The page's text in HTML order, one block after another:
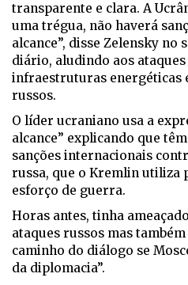
transparente e clara. A
uma trégua, não haverá
alcance”, disse Zelensky no
diário, aludindo aos
infraestruturas energéticas
russos.
O líder ucraniano usa a
alcance” explicando que
sanções internacionais
russa, que o Kremlin utiliza
esforço de guerra.
Horas antes, tinha
ataques russos mas
caminho do diálogo se
da diplomacia”.